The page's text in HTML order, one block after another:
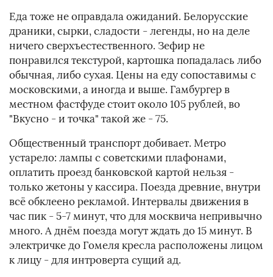
Еда тоже не оправдала ожиданий. Белорусские
драники, сырки, сладости - легенды, но на деле
ничего сверхъестественного. Зефир не
понравился текстурой, картошка попадалась либо
обычная, либо сухая. Цены на еду сопоставимы с
московскими, а иногда и выше. Гамбургер в
местном фастфуде стоит около 105 рублей, во
"Вкусно - и точка" такой же - 75.
Общественный транспорт добивает. Метро
устарело: лампы с советскими плафонами,
оплатить проезд банковской картой нельзя -
только жетоны у кассира. Поезда древние, внутри
всё обклеено рекламой. Интервалы движения в
час пик - 5-7 минут, что для москвича непривычно
много. А днём поезда могут ждать до 15 минут. В
электричке до Гомеля кресла расположены лицом
к лицу - для интроверта сущий ад.